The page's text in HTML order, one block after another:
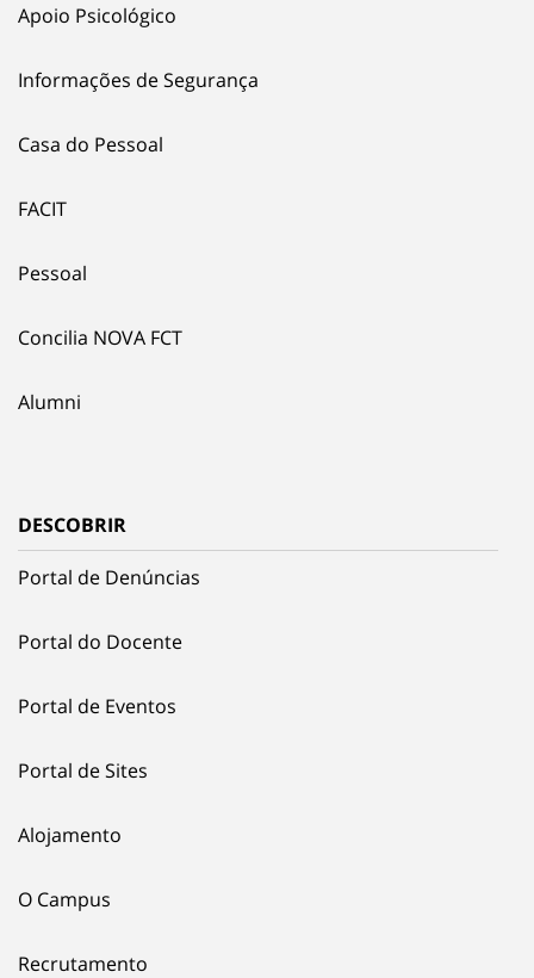
Apoio Psicológico
Informações de Segurança
Casa do Pessoal
FACIT
Pessoal
Concilia NOVA FCT
Alumni
DESCOBRIR
Portal de Denúncias
Portal do Docente
Portal de Eventos
Portal de Sites
Alojamento
O Campus
Recrutamento